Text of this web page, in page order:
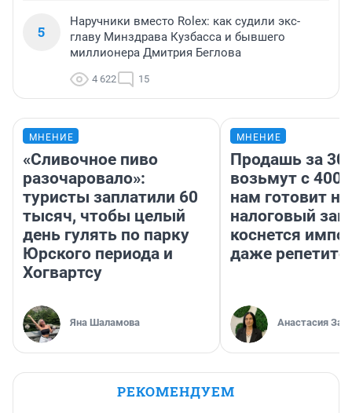
5
Наручники вместо Rolex: как судили экс-
главу Минздрава Кузбасса и бывшего
миллионера Дмитрия Беглова
4 622 15
МНЕНИЕ
«Сливочное пиво
разочаровало»:
туристы заплатили 60
тысяч, чтобы целый
день гулять по парку
Юрского периода и
Хогвартсу
Яна Шаламова
МНЕНИЕ
Продашь за
возьмут с
нам готовит
налоговый
коснется
даже
Анастасия
РЕКОМЕНДУЕМ